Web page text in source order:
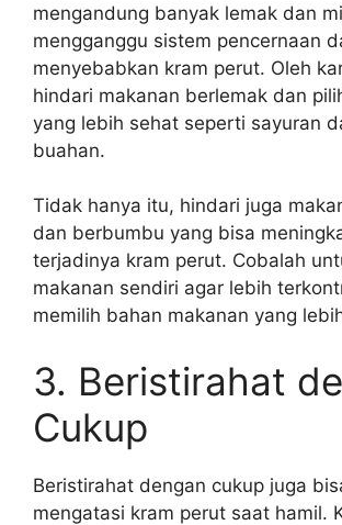
mengandung banyak lemak dan
mengganggu sistem pencernaan
menyebabkan kram perut. Oleh
hindari makanan berlemak dan
yang lebih sehat seperti sayuran
buahan.
Tidak hanya itu, hindari juga
dan berbumbu yang bisa
terjadinya kram perut. Cobalah
makanan sendiri agar lebih
memilih bahan makanan yang
3. Beristirahat
Cukup
Beristirahat dengan cukup juga
mengatasi kram perut saat hamil.